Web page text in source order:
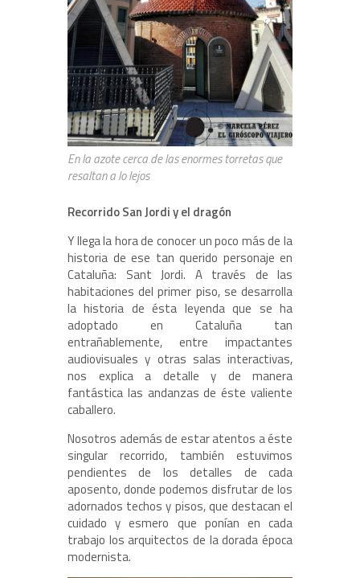
En la azote cerca de las enormes torretas que
resaltan a lo lejos
Recorrido San Jordi y el dragón
Y llega la hora de conocer un poco más de la
historia de ese tan querido personaje en
Cataluña: Sant Jordi. A través de las
habitaciones del primer piso, se desarrolla
la historia de ésta leyenda que se ha
adoptado en Cataluña tan
entrañablemente, entre impactantes
audiovisuales y otras salas interactivas,
nos explica a detalle y de manera
fantástica las andanzas de éste valiente
caballero.
Nosotros además de estar atentos a éste
singular recorrido, también estuvimos
pendientes de los detalles de cada
aposento, donde podemos disfrutar de los
adornados techos y pisos, que destacan el
cuidado y esmero que ponían en cada
trabajo los arquitectos de la dorada época
modernista.